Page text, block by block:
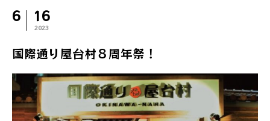
6 16
2023
国際通り屋台村８周年祭！